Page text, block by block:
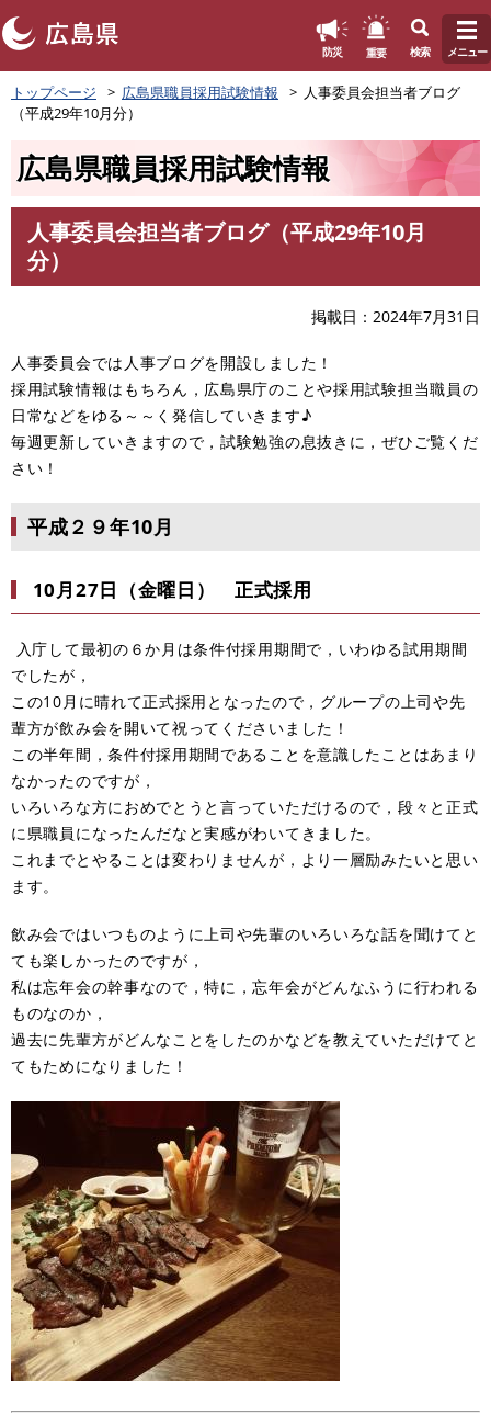
ペ
ー
防災 重要 検索 メニュー
トップページ 広島県職員採用試験情報
人事委員会担当者ブログ
（平成29年10月分）
広島県職員採用試験情報
人事委員会担当者ブログ（平成29年10月
分）
掲載日 2024年7月31日
人事委員会では人事ブログを開設しました！
採用試験情報はもちろん，広島県庁のことや採用試験担当職員の
日常などをゆる～～く発信していきます♪
毎週更新していきますので，試験勉強の息抜きに，ぜひご覧くだ
さい！
平成２９年10月
10月27日（金曜日） 正式採用
入庁して最初の６か月は条件付採用期間で，いわゆる試用期間
でしたが，
この10月に晴れて正式採用となったので，グループの上司や先
輩方が飲み会を開いて祝ってくださいました！
この半年間，条件付採用期間であることを意識したことはあまり
なかったのですが，
いろいろな方におめでとうと言っていただけるので，段々と正式
に県職員になったんだなと実感がわいてきました。
これまでとやることは変わりませんが，より一層励みたいと思い
ます。
飲み会ではいつものように上司や先輩のいろいろな話を聞けてと
ても楽しかったのですが，
私は忘年会の幹事なので，特に，忘年会がどんなふうに行われる
ものなのか，
過去に先輩方がどんなことをしたのかなどを教えていただけてと
てもためになりました！